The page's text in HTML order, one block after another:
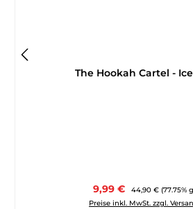
The Hookah Cartel -
Verkaufspreis:
9,99 € Regulärer Preis:
44,90 € (77.75%
Preise inkl. MwSt. zzgl.